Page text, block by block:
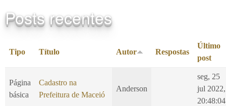
Posts recentes
Tipo Título Autor Respostas
Último
post
Página
básica
Cadastro na
Prefeitura de Maceió
Anderson
seg, 25
jul 2022,
20:48:04